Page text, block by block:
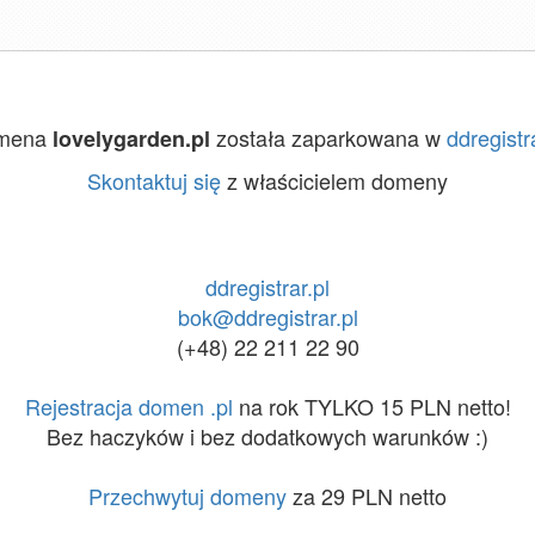
lovelygarden.pl została zaparkowana w
Skontaktuj sięz właścicielem domeny
ddregistrar.pl
bok@ddregistrar.pl
(+48) 22 211 22 90
Rejestracja domen .pl na rok TYLKO 15 PLN netto!
Bez haczyków i bez dodatkowych warunków :)
Przechwytuj domenyza 29 PLN netto